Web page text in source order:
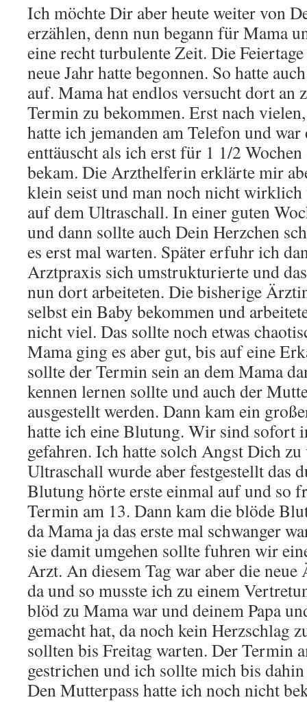
Ich möchte Dir aber heute weiter von
erzählen, denn nun begann für Mama
eine recht turbulente Zeit. Die
neue Jahr hatte begonnen. So hatte
auf. Mama hat endlos versucht dort an
Termin zu bekommen. Erst nach
hatte ich jemanden am Telefon und
enttäuscht als ich erst für 1 1/2
bekam. Die Arzthelferin erklärte mir
klein seist und man noch nicht wirklich
auf dem Ultraschall. In einer guten
und dann sollte auch Dein Herzchen
es erst mal warten. Später erfuhr ich
Arztpraxis sich umstrukturierte und
nun dort arbeiteten. Die bisherige
selbst ein Baby bekommen und
nicht viel. Das sollte noch etwas
Mama ging es aber gut, bis auf eine
sollte der Termin sein an dem Mama
kennen lernen sollte und auch der
ausgestellt werden. Dann kam ein
hatte ich eine Blutung. Wir sind sofort
gefahren. Ich hatte solch Angst Dich
Ultraschall wurde aber festgestellt das
Blutung hörte erste einmal auf und so
Termin am 13. Dann kam die blöde
da Mama ja das erste mal schwanger
sie damit umgehen sollte fuhren wir
Arzt. An diesem Tag war aber die
da und so musste ich zu einem
blöd zu Mama war und deinem Papa
gemacht hat, da noch kein Herzschlag
sollten bis Freitag warten. Der Termin
gestrichen und ich sollte mich bis
Den Mutterpass hatte ich noch nicht